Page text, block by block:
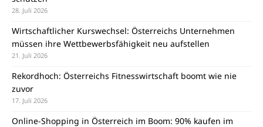
28. Juli 2026
Wirtschaftlicher Kurswechsel: Österreichs Unternehmen
müssen ihre Wettbewerbsfähigkeit neu aufstellen
21. Juli 2026
Rekordhoch: Österreichs Fitnesswirtschaft boomt wie nie
zuvor
17. Juli 2026
Online-Shopping in Österreich im Boom: 90% kaufen im